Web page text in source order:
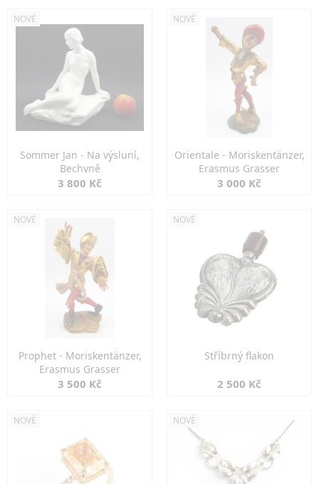
NOVÉ
Sommer Jan - Na výsluní,
Bechyně
3 800 Kč
NOVÉ
Orientale - Moriskentänzer,
Erasmus Grasser
3 000 Kč
NOVÉ
Prophet - Moriskentänzer,
Erasmus Grasser
3 500 Kč
NOVÉ
Stříbrný flakon
2 500 Kč
NOVÉ NOVÉ